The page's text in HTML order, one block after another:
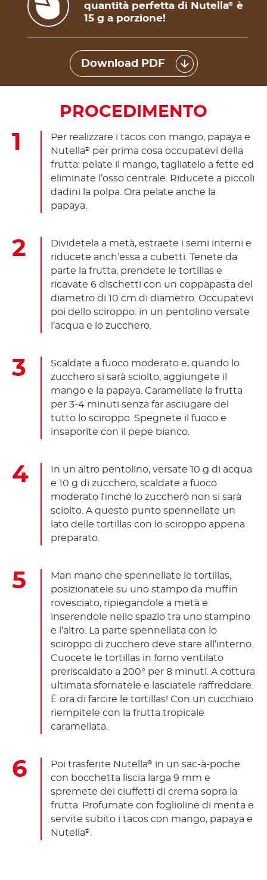
quantità perfetta di Nutella®
è
15 g a porzione!
Download PDF
PROCEDIMENTO
Per realizzare i tacos con mango, papaya e
Nutella® per prima cosa occupatevi della
frutta: pelate il mango, tagliatelo a fette ed
eliminate l’osso centrale. Riducete a piccoli
dadini la polpa. Ora pelate anche la
papaya.
Dividetela a metà, estraete i semi interni e
riducete anch’essa a cubetti. Tenete da
parte la frutta, prendete le tortillas e
ricavate 6 dischetti con un coppapasta del
diametro di 10 cm di diametro. Occupatevi
poi dello sciroppo: in un pentolino versate
l’acqua e lo zucchero.
Scaldate a fuoco moderato e, quando lo
zucchero si sarà sciolto, aggiungete il
mango e la papaya. Caramellate la frutta
per 3-4 minuti senza far asciugare del
tutto lo sciroppo. Spegnete il fuoco e
insaporite con il pepe bianco.
In un altro pentolino, versate 10 g di acqua
e 10 g di zucchero, scaldate a fuoco
moderato finché lo zuccherò non si sarà
sciolto. A questo punto spennellate un
lato delle tortillas con lo sciroppo appena
preparato.
Man mano che spennellate le tortillas,
posizionatele su uno stampo da muffin
rovesciato, ripiegandole a metà e
inserendole nello spazio tra uno stampino
e l’altro. La parte spennellata con lo
sciroppo di zucchero deve stare all’interno.
Cuocete le tortillas in forno ventilato
preriscaldato a 200° per 8 minuti. A cottura
ultimata sfornatele e lasciatele raffreddare.
È ora di farcire le tortillas! Con un cucchiaio
riempitele con la frutta tropicale
caramellata.
Poi trasferite Nutella® in un sac-à-poche
con bocchetta liscia larga 9 mm e
spremete dei ciuffetti di crema sopra la
frutta. Profumate con foglioline di menta e
servite subito i tacos con mango, papaya e
Nutella®